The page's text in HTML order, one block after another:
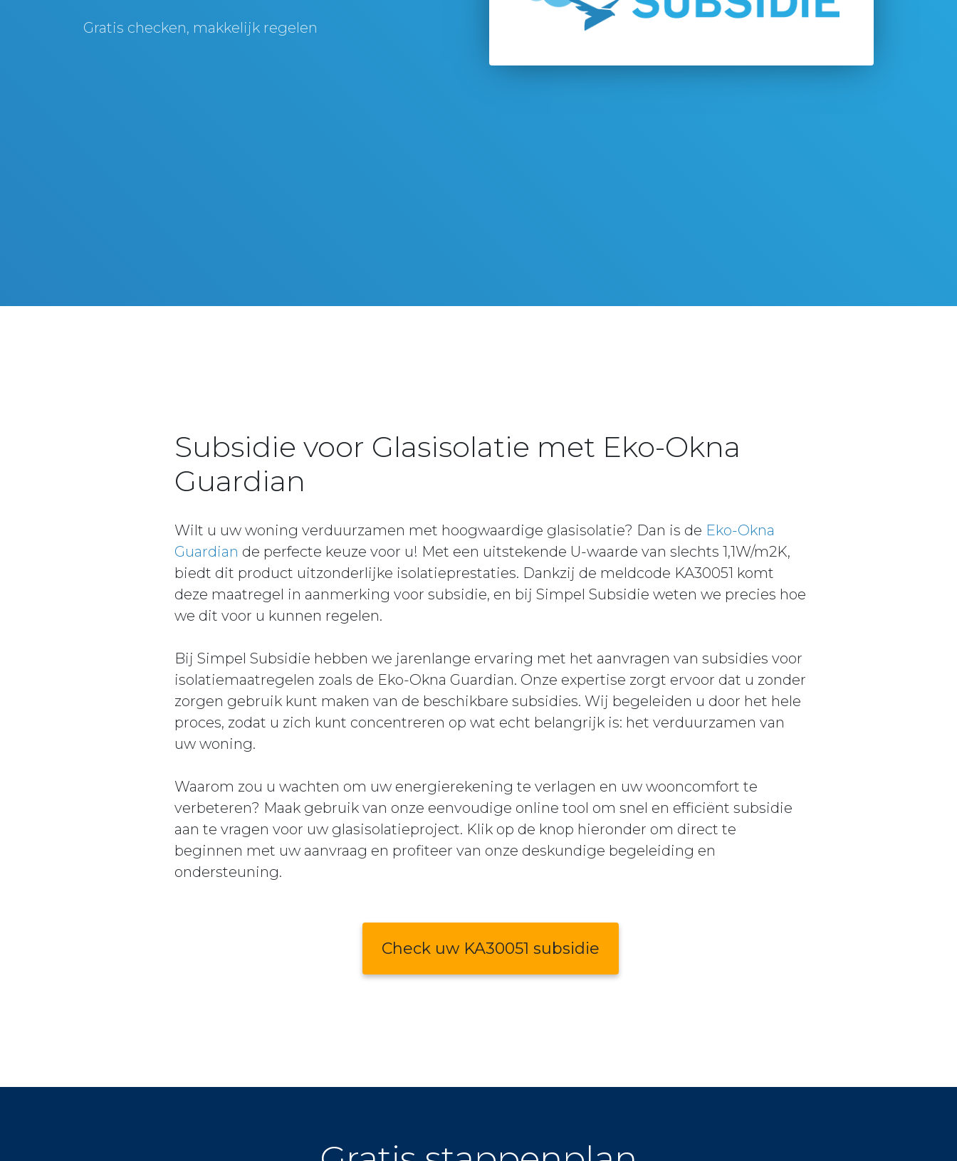
Gratis checken, makkelijk regelen
Subsidie voor Glasisolatie met Eko-Okna
Guardian
Wilt u uw woning verduurzamen met hoogwaardige glasisolatie? Dan is de Eko-Okna
Guardian de perfecte keuze voor u! Met een uitstekende U-waarde van slechts 1,1W/m2K,
biedt dit product uitzonderlijke isolatieprestaties. Dankzij de meldcode KA30051 komt
deze maatregel in aanmerking voor subsidie, en bij Simpel Subsidie weten we precies hoe
we dit voor u kunnen regelen.
Bij Simpel Subsidie hebben we jarenlange ervaring met het aanvragen van subsidies voor
isolatiemaatregelen zoals de Eko-Okna Guardian. Onze expertise zorgt ervoor dat u zonder
zorgen gebruik kunt maken van de beschikbare subsidies. Wij begeleiden u door het hele
proces, zodat u zich kunt concentreren op wat echt belangrijk is: het verduurzamen van
uw woning.
Waarom zou u wachten om uw energierekening te verlagen en uw wooncomfort te
verbeteren? Maak gebruik van onze eenvoudige online tool om snel en efficiënt subsidie
aan te vragen voor uw glasisolatieproject. Klik op de knop hieronder om direct te
beginnen met uw aanvraag en profiteer van onze deskundige begeleiding en
ondersteuning.
Check uw KA30051 subsidie